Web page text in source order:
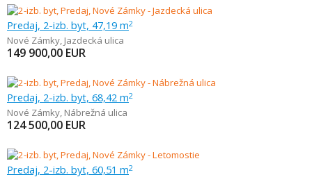
Predaj, 2-izb. byt, 47,19 m2
Nové Zámky, Jazdecká ulica
149 900,00 EUR
Predaj, 2-izb. byt, 68,42 m2
Nové Zámky, Nábrežná ulica
124 500,00 EUR
Predaj, 2-izb. byt, 60,51 m2